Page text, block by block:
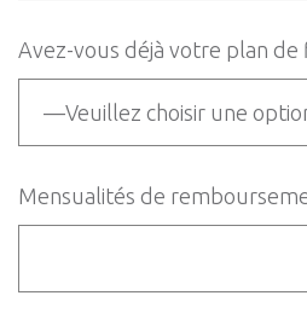
Avez-vous déjà votre plan
Mensualités de